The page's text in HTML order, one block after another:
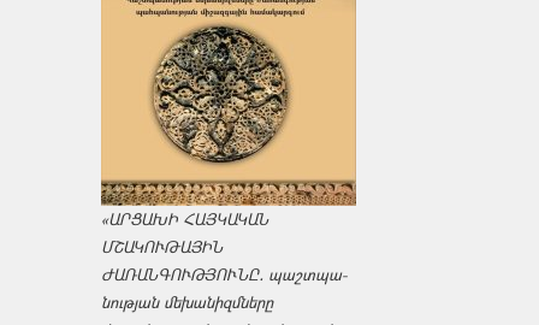
«ԱՐՑԱԽԻ ՀԱՅԿԱԿԱՆ
ՄՇԱԿՈՒԹԱՅԻՆ
ԺԱՌԱՆԳՈՒԹՅՈՒՆԸ․ պաշտպա­
նության մեխանիզմները